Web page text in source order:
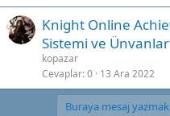
Knight Online
Sistemi ve Ünvanlar
kopazar
Cevaplar 0 13 Ara 2022
Buraya mesaj